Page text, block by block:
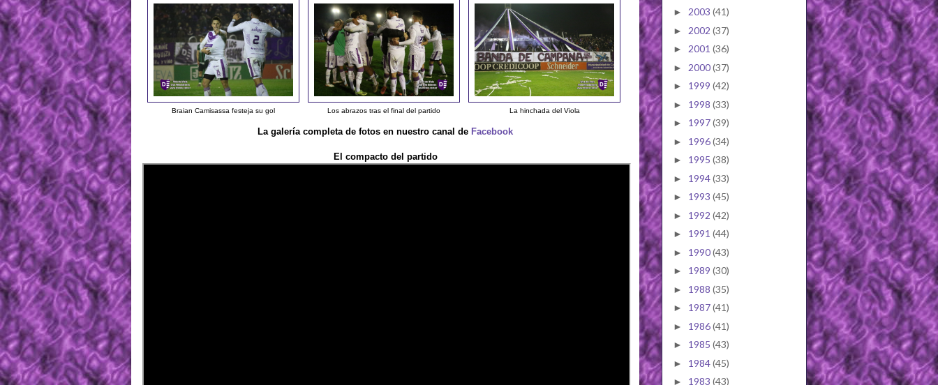
Braian Camisassa festeja su gol Los abrazos tras el final del partido La hinchada del Viola
La galería completa de fotos en nuestro canal de Facebook
El compacto del partido
► 2003 (41)
► 2002 (37)
► 2001 (36)
► 2000(37)
► 1999 (42)
► 1998 (33)
► 1997(39)
► 1996(34)
► 1995 (38)
► 1994(33)
► 1993 (45)
► 1992 (42)
► 1991 (44)
► 1990(43)
► 1989 (30)
► 1988 (35)
► 1987(41)
► 1986(41)
► 1985 (43)
► 1984(45)
► 1983 (43)